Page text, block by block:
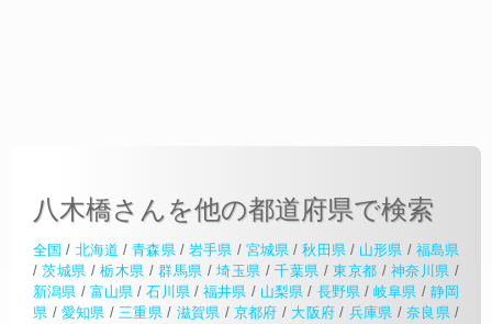
八木橋さんを他の都道府県で検索
全国 / 北海道 /青森県/ 岩手県 / 宮城県 /秋田県/ 山形県 / 福島県
/茨城県 /栃木県 /群馬県 /埼玉県 /千葉県 /東京都 /神奈川県 /
新潟県 / 富山県 /石川県/福井県 / 山梨県 / 長野県/岐阜県 / 静岡
県 / 愛知県 /三重県 / 滋賀県 / 京都府 / 大阪府 / 兵庫県 / 奈良県/